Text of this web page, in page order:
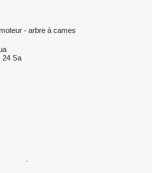
- arbre à cames
24 Sa